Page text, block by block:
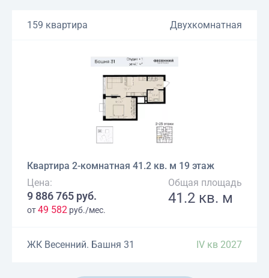
159 квартира Двухкомнатная
Квартира 2-комнатная 41.2 кв. м 19 этаж
Цена:
9 886 765 руб.
от49 582 руб./мес.
Общая площадь
41.2 кв. м
ЖК Весенний. Башня 31 IV кв 2027